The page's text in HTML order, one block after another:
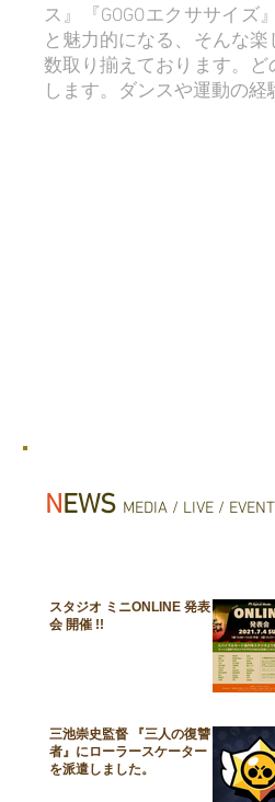
ス』『GOGOエクササイ
と魅力的になる、そんな
数取り揃えております。
します。ダンスや運動の
NEWS MEDIA / LIVE /
スタジオ ミニONLINE 発表
会 開催 !!
三池崇史監督 『三人の復讐
者』にローラースケーター
を派遣しました。